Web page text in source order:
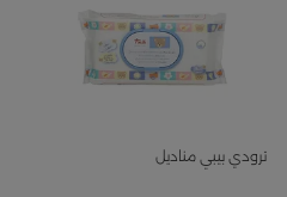
ترودي بيبي مناديل